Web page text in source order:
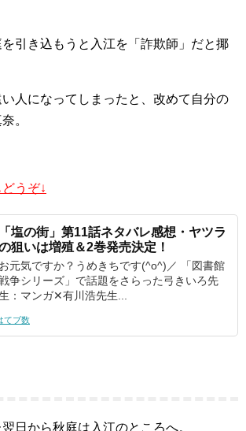
引き込もうと入江を「詐欺師」だと揶
人になってしまったと、改めて自分の
。
うぞ↓
「塩の街」第11話ネタバレ感想・ヤツラ
狙いは増殖＆2巻発売決定！
お元気ですか？うめきちです(^o^)／ 「図書館
争シリーズ」で話題をさらった弓きいろ先
：マンガ✕有川浩先生...
日から秋庭は入江のところへ。